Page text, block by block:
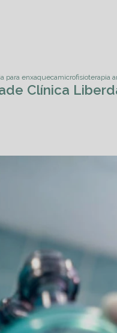
para enxaquecamicrofisioterapia
Clínica